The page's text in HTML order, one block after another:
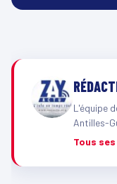
L'équipe
Antilles-
Tous